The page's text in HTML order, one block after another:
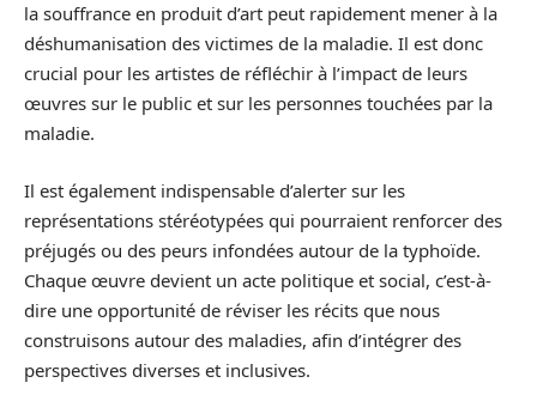
la souffrance en produit d’art peut rapidement mener à la
déshumanisation des victimes de la maladie. Il est donc
crucial pour les artistes de réfléchir à l’impact de leurs
œuvres sur le public et sur les personnes touchées par la
maladie.
Il est également indispensable d’alerter sur les
représentations stéréotypées qui pourraient renforcer des
préjugés ou des peurs infondées autour de la typhoïde.
Chaque œuvre devient un acte politique et social, c’est-à-
dire une opportunité de réviser les récits que nous
construisons autour des maladies, afin d’intégrer des
perspectives diverses et inclusives.